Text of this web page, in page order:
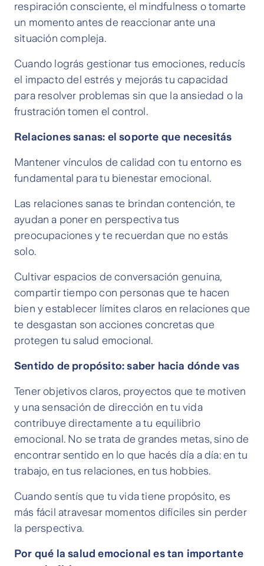
respiración consciente, el mindfulness o tomarte
un momento antes de reaccionar ante una
situación compleja.
Cuando lográs gestionar tus emociones, reducís
el impacto del estrés y mejorás tu capacidad
para resolver problemas sin que la ansiedad o la
frustración tomen el control.
Relaciones sanas: el soporte que necesitás
Mantener vínculos de calidad con tu entorno es
fundamental para tu bienestar emocional.
Las relaciones sanas te brindan contención, te
ayudan a poner en perspectiva tus
preocupaciones y te recuerdan que no estás
solo.
Cultivar espacios de conversación genuina,
compartir tiempo con personas que te hacen
bien y establecer límites claros en relaciones que
te desgastan son acciones concretas que
protegen tu salud emocional.
Sentido de propósito: saber hacia dónde vas
Tener objetivos claros, proyectos que te motiven
y una sensación de dirección en tu vida
contribuye directamente a tu equilibrio
emocional. No se trata de grandes metas, sino de
encontrar sentido en lo que hacés día a día: en tu
trabajo, en tus relaciones, en tus hobbies.
Cuando sentís que tu vida tiene propósito, es
más fácil atravesar momentos difíciles sin perder
la perspectiva.
Por qué la salud emocional es tan importante